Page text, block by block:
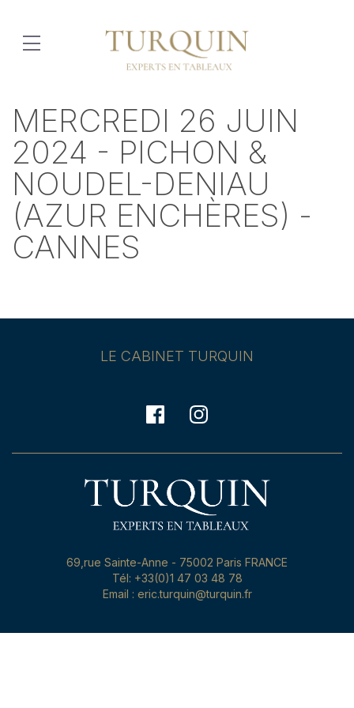
MERCREDI 26 JUIN
2024 - PICHON &
NOUDEL-DENIAU
(AZUR ENCHÈRES) -
CANNES
LE CABINET TURQUIN
69,rue Sainte-Anne - 75002 Paris FRANCE
Tél: +33(0)1 47 03 48 78
Email : eric.turquin@turquin.fr